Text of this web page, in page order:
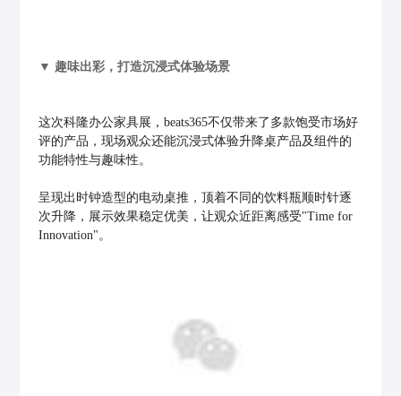
▼ 趣味出彩，打造沉浸式体验场景
这次科隆办公家具展，beats365不仅带来了多款饱受市场好
评的产品，现场观众还能沉浸式体验升降桌产品及组件的
功能特性与趣味性。
呈现出时钟造型的电动桌推，顶着不同的饮料瓶顺时针逐
次升降，展示效果稳定优美，让观众近距离感受"Time for
Innovation"。